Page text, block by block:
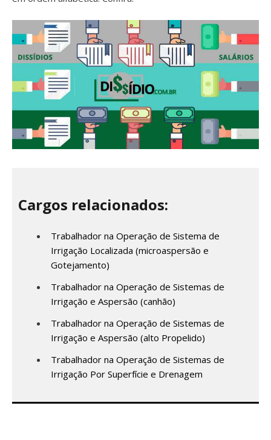
Cargos relacionados:
Trabalhador na Operação de Sistema de
Irrigação Localizada (microaspersão e
Gotejamento)
Trabalhador na Operação de Sistemas de
Irrigação e Aspersão (canhão)
Trabalhador na Operação de Sistemas de
Irrigação e Aspersão (alto Propelido)
Trabalhador na Operação de Sistemas de
Irrigação Por Superfície e Drenagem